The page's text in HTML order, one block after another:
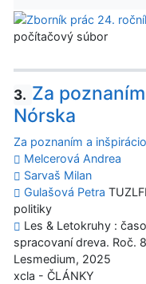
počítačový súbor
3. Za
Nórska
Za poznaním a
Melcerová Andrea
Sarvaš Milan
Gulašová Petra
politiky
Les & Letokruhy :
spracovaní dreva. Roč.
Lesmedium, 2025
xcla - ČLÁNKY